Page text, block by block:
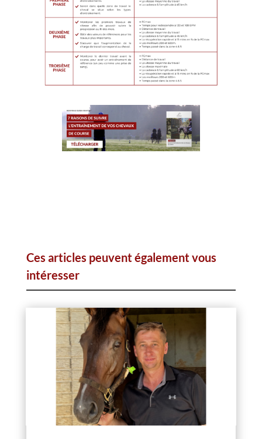
Ces articles peuvent également vous
intéresser